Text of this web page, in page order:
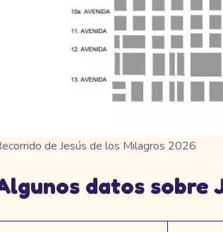
de Jesús de los Milagros 2026
datos sobre